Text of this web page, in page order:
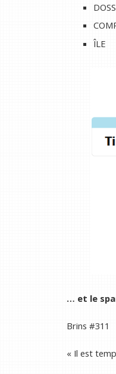
ÎLE
… et le
Brins #311
« Il est